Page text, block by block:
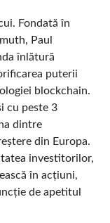
Fondată în
Paul
înlătură
puterii
blockchain.
cu peste 3
dintre
din Europa.
investitorilor,
în acțiuni,
de apetitul